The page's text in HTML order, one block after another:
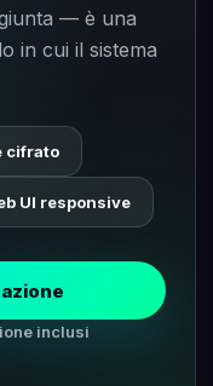
— è una
in cui il sistema
cifrato
UI responsive
inclusi